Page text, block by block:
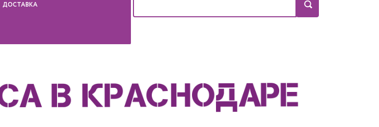
ДОСТАВКА